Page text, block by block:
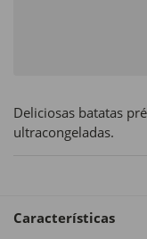
Deliciosas batatas
ultracongeladas.
Características